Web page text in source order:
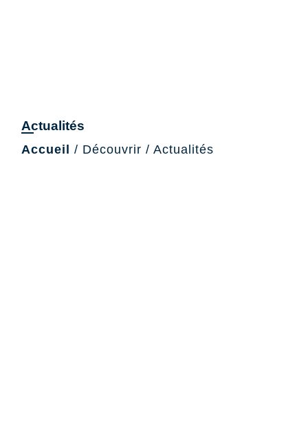
Actualités
Accueil / Découvrir / Actualités